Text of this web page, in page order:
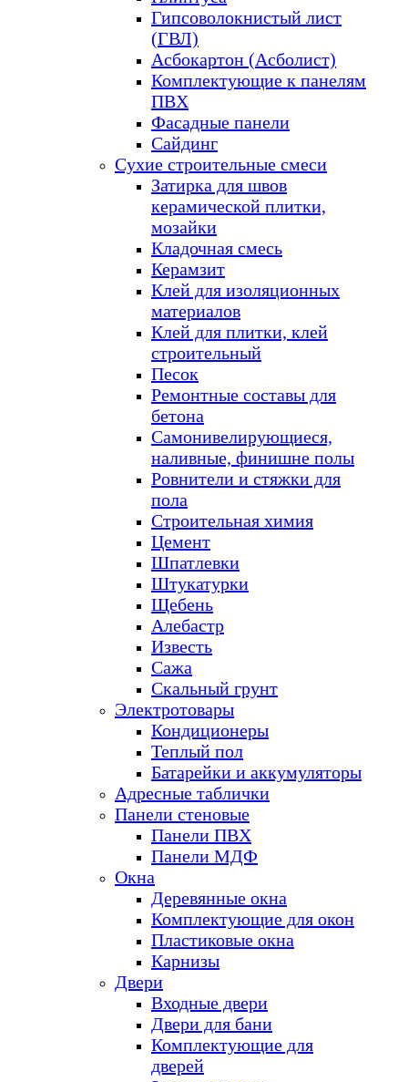
Гипсоволокнистый лист
(ГВЛ)
Асбокартон (Асболист)
Комплектующие к панелям
ПВХ
Фасадные панели
Сайдинг
Сухие строительные смеси
Затирка для швов
керамической плитки,
мозайки
Кладочная смесь
Керамзит
Клей для изоляционных
материалов
Клей для плитки, клей
строительный
Песок
Ремонтные составы для
бетона
Самонивелирующиеся,
наливные, финишне полы
Ровнители и стяжки для
пола
Строительная химия
Цемент
Шпатлевки
Штукатурки
Щебень
Алебастр
Известь
Сажа
Скальный грунт
Электротовары
Кондиционеры
Теплый пол
Батарейки и аккумуляторы
Адресные таблички
Панели стеновые
Панели ПВХ
Панели МДФ
Окна
Деревянные окна
Комплектующие для окон
Пластиковые окна
Карнизы
Двери
Входные двери
Двери для бани
Комплектующие для
дверей